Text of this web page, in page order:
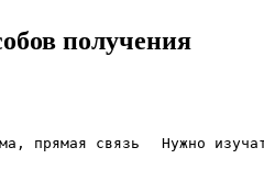
получения
прямая связь Нужно